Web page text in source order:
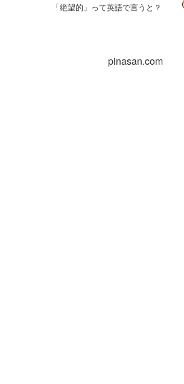
「絶望的」って英語で言うと？
pinasan.com